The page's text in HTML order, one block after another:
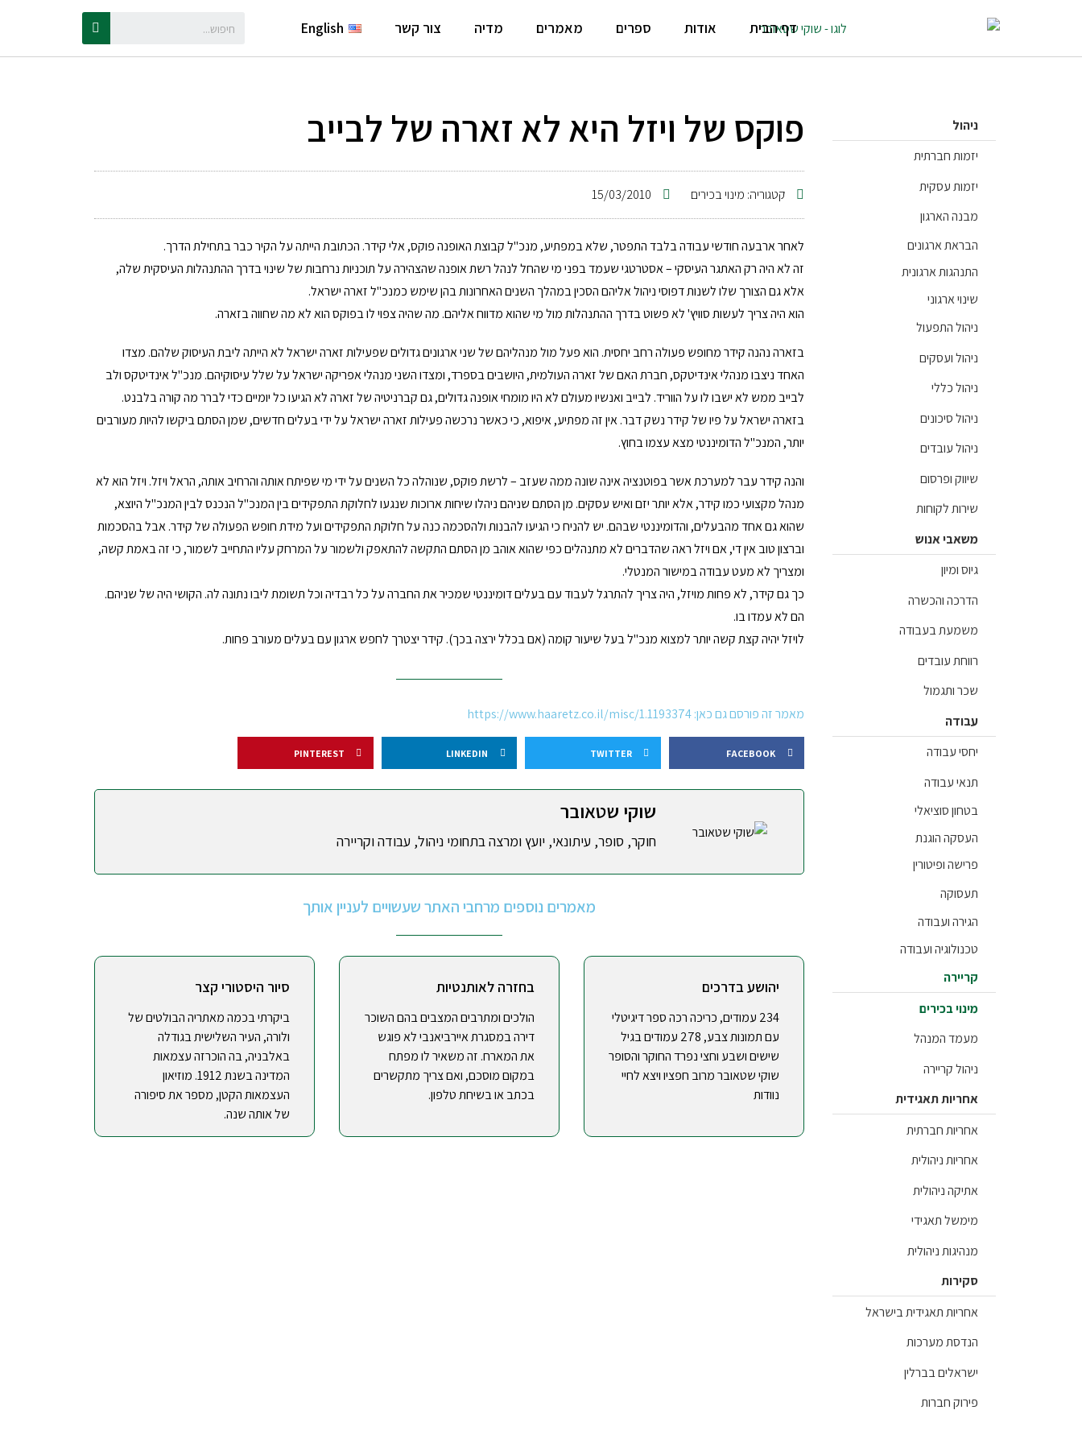
דף הבית אודות ספרים מאמרים מדיה צור קשר English
ניהול
יזמות חברתית
יזמות עסקית
מבנה הארגון
הבראת ארגונים
התנהגות ארגונית
שינוי ארגוני
ניהול התפעול
ניהול ועסקים
ניהול כללי
ניהול סיכונים
ניהול עובדים
שיווק ופרסום
שירות לקוחות
משאבי אנוש
גיוס ומיון
הדרכה והכשרה
משמעת בעבודה
רווחת עובדים
שכר ותגמול
עבודה
יחסי עבודה
תנאי עבודה
בטחון סוציאלי
העסקה הוגנת
פרישה ופיטורין
תעסוקה
הגירה ועבודה
טכנולוגיה ועבודה
קריירה
מינוי בכירים
מעמד המנהל
ניהול קריירה
אחריות תאגידית
אחריות חברתית
אחריות ניהולית
אתיקה ניהולית
מימשל תאגידי
מנהיגות ניהולית
סקירות
אחריות תאגידית בישראל
הנדסת מערכות
ישראלים בברלין
פירוק חברות
פוקס של ויזל היא לא זארה של לבייב
קטגוריה: מינוי בכירים 15/03/2010
לאחר ארבעה חודשי עבודה בלבד התפטר, שלא במפתיע, מנכ"ל קבוצת האופנה פוקס, אלי קידר. הכתובת הייתה על הקיר כבר בתחילת הדרך.
זה לא היה רק האתגר העיסקי – אסטרטגי שעמד בפני מי שהחל לנהל רשת אופנה שהצהירה על תוכניות נרחבות של שינוי בדרך ההתנהלות העיסקית שלה,
אלא גם הצורך שלו לשנות דפוסי ניהול אליהם הסכין במהלך השנים האחרונות בהן שימש כמנכ"ל זארה ישראל.
הוא היה צריך לעשות סוויץ' לא פשוט בדרך ההתנהלות מול מי שהוא מדווח אליהם. מה שהיה צפוי לו בפוקס הוא לא מה שחווה בזארה.
בזארה נהנה קידר מחופש פעולה רחב יחסית. הוא פעל מול מנהליהם של שני ארגונים גדולים שפעילות זארה ישראל לא הייתה ליבת העיסוק שלהם. מצדו
האחד ניצבו מנהלי אינדיטקס, חברת האם של זארה העולמית, היושבים בספרד, ומצדו השני מנהלי אפריקה ישראל על שלל עיסוקיהם. מנכ"ל אינדיטקס ולב
לבייב ממש לא ישבו לו על הווריד. לבייב ואנשיו מעולם לא היו מומחי אופנה גדולים, גם קברניטיה של זארה לא הגיעו כל יומיים כדי לברר מה קורה בלבנט.
בזארה ישראל על פיו של קידר נשק דבר. אין זה מפתיע, איפוא, כי כאשר נרכשה פעילות זארה ישראל על ידי בעלים חדשים, שמן הסתם ביקשו להיות מעורבים
יותר, המנכ"ל הדומיננטי מצא עצמו בחוץ.
והנה קידר עבר למערכת אשר בפוטנציה אינה שונה ממה שעזב – לרשת פוקס, שנוהלה כל השנים על ידי מי שפיתח אותה והרחיב אותה, הראל ויזל. ויזל הוא לא
מנהל מקצועי כמו קידר, אלא יותר יזם ואיש עסקים. מן הסתם שניהם ניהלו שיחות ארוכות שנגעו לחלוקת התפקידים בין המנכ"ל הנכנס לבין המנכ"ל היוצא,
שהוא גם אחד מהבעלים, והדומיננטי שבהם. יש להניח כי הגיעו להבנות ולהסכמה כנה על חלוקת התפקידים ועל מידת חופש הפעולה של קידר. אבל בהסכמות
וברצון טוב אין די, אם ויזל ראה שהדברים לא מתנהלים כפי שהוא אוהב מן הסתם התקשה להתאפק ולשמור על המרחק עליו התחייב לשמור, כי זה באמת קשה,
ומצריך לא מעט עבודה במישור המנטלי.
כך גם קידר, לא פחות מויזל, היה צריך להתרגל לעבוד עם בעלים דומיננטי שמכיר את החברה על כל רבדיה וכל תשומת ליבו נתונה לה. הקושי היה של שניהם.
הם לא עמדו בו.
לויזל יהיה קצת קשה יותר למצוא מנכ"ל בעל שיעור קומה (אם בכלל ירצה בכך). קידר יצטרך לחפש ארגון עם בעלים מעורב פחות.
מאמר זה פורסם גם כאן: https://www.haaretz.co.il/misc/1.1193374
FACEBOOK
TWITTER
LINKEDIN
PINTEREST
שוקי שטאובר
חוקר, סופר, עיתונאי, יועץ ומרצה בתחומי ניהול, עבודה וקריירה
מאמרים נוספים מרחבי האתר שעשויים לעניין אותך
יהושע בדרכים
234 עמודים, כריכה רכה ספר דיגיטלי
עם תמונות צבע, 278 עמודים בגיל
שישים ושבע וחצי נפרד החוקר והסופר
שוקי שטאובר מרוב חפציו ויצא לחיי
נוודות
בחזרה לאותנטיות
הולכים ומתרבים המצבים בהם השוכר
דירה במסגרת איירביאנבי לא פוגש
את המארח. זה משאיר לו מפתח
במקום מוסכם, ואם צריך מתקשרים
בכתב או בשיחת טלפון.
סיור היסטורי קצר
ביקרתי בכמה מאתריה הבולטים של
ולורה, העיר השלישית בגודלה
באלבניה, בה הוכרזה עצמאות
המדינה בשנת 1912. מוזיאון
העצמאות הקטן, מספר את סיפורה
של אותה שנה.